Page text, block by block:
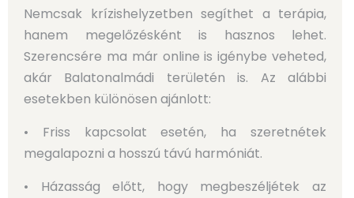
Nemcsak krízishelyzetben segíthet a terápia,
hanem megelőzésként is hasznos lehet.
Szerencsére ma már online is igénybe veheted,
akár Balatonalmádi területén is. Az alábbi
esetekben különösen ajánlott:
• Friss kapcsolat esetén, ha szeretnétek
megalapozni a hosszú távú harmóniát.
• Házasság előtt, hogy megbeszéljétek az